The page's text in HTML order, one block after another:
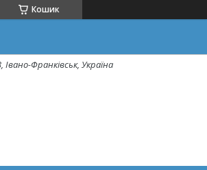
Кошик
Франківськ, Україна